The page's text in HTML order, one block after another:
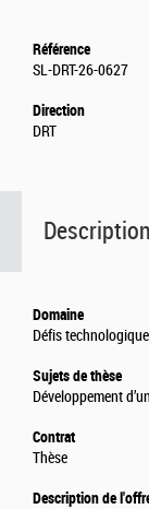
Domaine
Défis
Sujets de thèse
Développement
Contrat
Thèse
Description de
Référence
SL-DRT-26-0627
Direction
DRT